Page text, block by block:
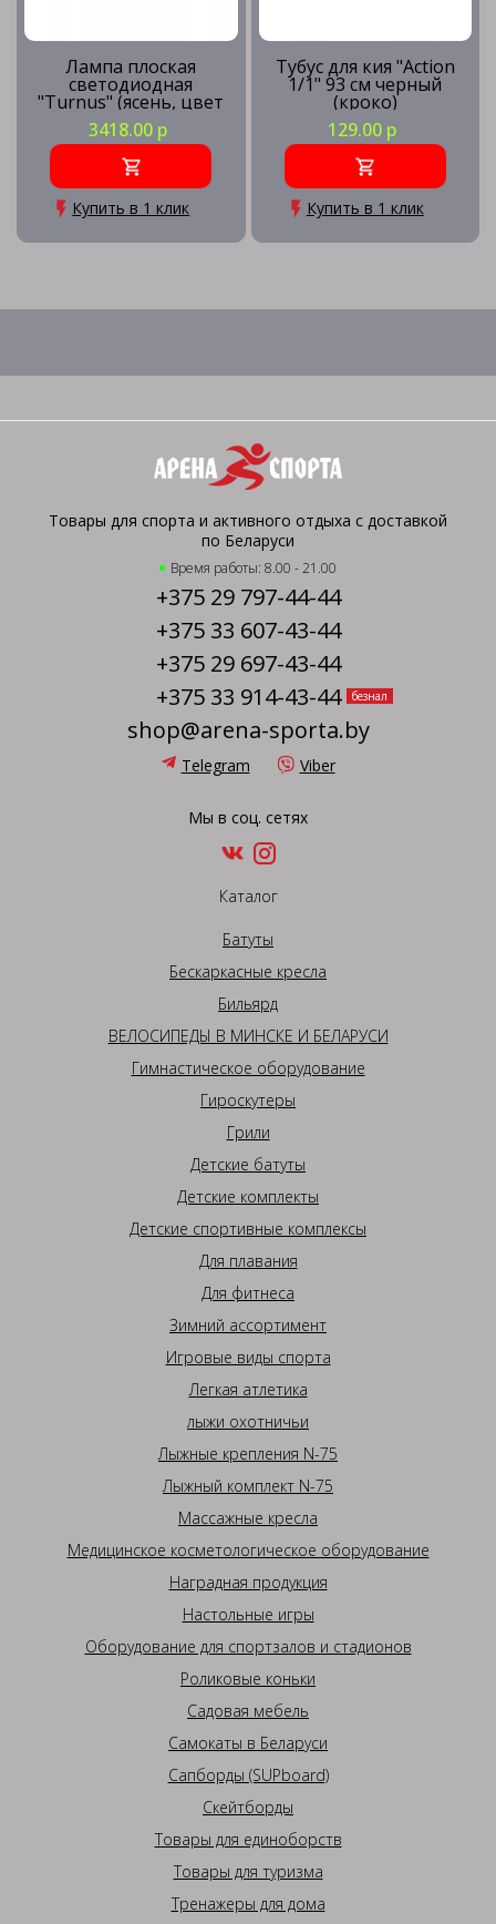
Лампа плоская
светодиодная
"Turnus" (ясень, цвет
американский орех,
белый отражатель,
305х66х10см)
3418.00 р
Купить в 1 клик
Тубус для кия "Action
1/1" 93 см черный
(кроко)
129.00 р
Купить в 1 клик
Товары для спорта и активного отдыха с доставкой
по Беларуси
Время работы: 8.00 - 21.00
+375 29 797-44-44
+375 33 607-43-44
+375 29 697-43-44
+375 33 914-43-44
безнал
shop@arena-sporta.by
Telegram Viber
Мы в соц. сетях
Каталог
Батуты
Бескаркасные кресла
Бильярд
ВЕЛОСИПЕДЫ В МИНСКЕ И БЕЛАРУСИ
Гимнастическое оборудование
Гироскутеры
Грили
Детские батуты
Детские комплекты
Детские спортивные комплексы
Для плавания
Для фитнеса
Зимний ассортимент
Игровые виды спорта
Легкая атлетика
лыжи охотничьи
Лыжные крепления N-75
Лыжный комплект N-75
Массажные кресла
Медицинское косметологическое оборудование
Наградная продукция
Настольные игры
Оборудование для спортзалов и стадионов
Роликовые коньки
Садовая мебель
Самокаты в Беларуси
Сапборды (SUPboard)
Скейтборды
Товары для единоборств
Товары для туризма
Тренажеры для дома